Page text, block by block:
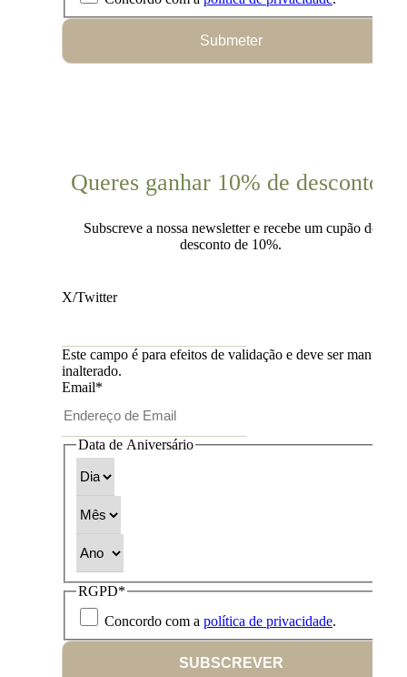
Submeter
Queres ganhar 10% de desconto?
Subscreve a nossa newsletter e recebe um cupão de
desconto de 10%.
X/Twitter
Este campo é para efeitos de validação e deve ser mantido
inalterado.
Email*
Data de Aniversário
RGPD*
Concordo com a política de privacidade.
SUBSCREVER